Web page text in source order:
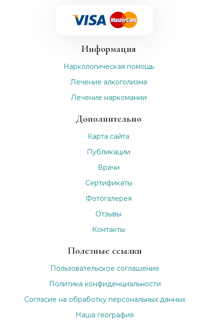
Информация
Наркологическая помощь
Лечение алкоголизма
Лечение наркомании
Дополнительно
Карта сайта
Публикации
Врачи
Сертификаты
Фотогалерея
Отзывы
Контакты
Полезные ссылки
Пользовательское соглашение
Политика конфиденциальности
Согласие на обработку персональных данных
Наша география